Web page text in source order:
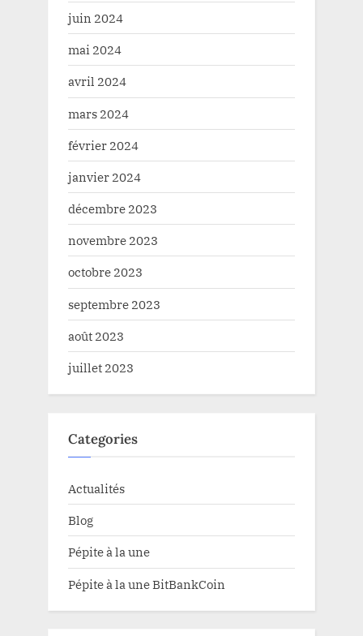
juin 2024
mai 2024
avril 2024
mars 2024
février 2024
janvier 2024
décembre 2023
novembre 2023
octobre 2023
septembre 2023
août 2023
juillet 2023
Categories
Actualités
Blog
Pépite à la une
Pépite à la une BitBankCoin